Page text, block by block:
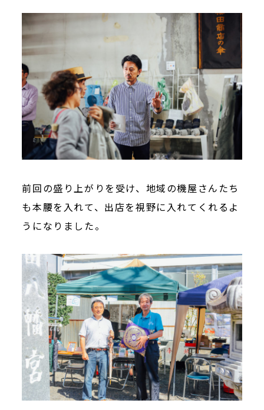
前回の盛り上がりを受け、地域の機屋さんたち
も本腰を入れて、出店を視野に入れてくれるよ
うになりました。